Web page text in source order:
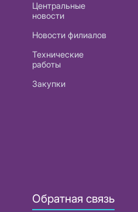
Центральные
новости
Новости филиалов
Технические
работы
Закупки
Обратная связь